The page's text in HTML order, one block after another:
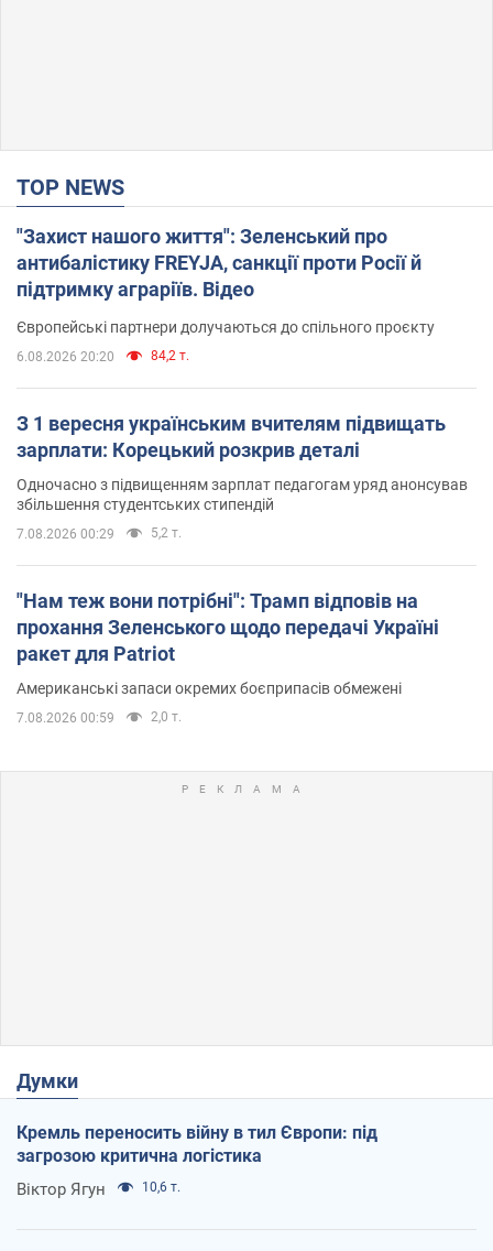
TOP NEWS
"Захист нашого життя": Зеленський про
антибалістику FREYJA, санкції проти Росії й
підтримку аграріїв. Відео
Європейські партнери долучаються до спільного проєкту
6.08.2026 20:20 84,2 т.
З 1 вересня українським вчителям підвищать
зарплати: Корецький розкрив деталі
Одночасно з підвищенням зарплат педагогам уряд анонсував
збільшення студентських стипендій
7.08.2026 00:29 5,2 т.
"Нам теж вони потрібні": Трамп відповів на
прохання Зеленського щодо передачі Україні
ракет для Patriot
Американські запаси окремих боєприпасів обмежені
7.08.2026 00:59 2,0 т.
Думки
Кремль переносить війну в тил Європи: під
загрозою критична логістика
Віктор Ягун 10,6 т.